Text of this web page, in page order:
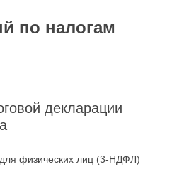
по налогам
декларации
физических лиц (3-НДФЛ)